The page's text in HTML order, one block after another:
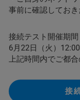
事前に確認して
接続テスト開催期間
6月22日（火）
上記時間内でご都合
接